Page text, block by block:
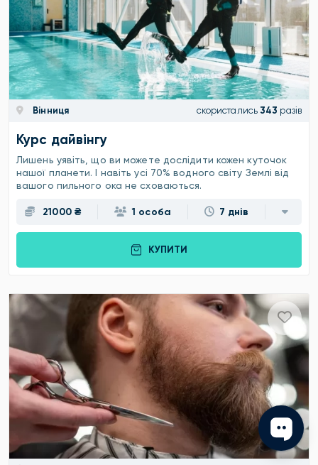
Вінниця скористались 343 разів
Курс дайвінгу
Лишень уявіть, що ви можете дослідити кожен куточок
нашої планети. І навіть усі 70% водного світу Землі від
вашого пильного ока не сховаються.
21000 ₴ 1 особа 7 днів
КУПИТИ